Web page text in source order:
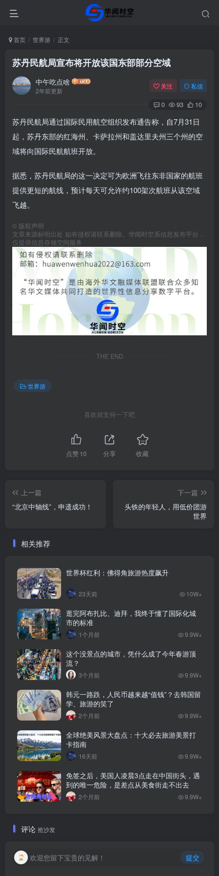
首页 世界游 正文
苏丹民航局宣布将开放该国东部部分空域
中午吃点啥
2年前更新
关注 私信
0 93 10
苏丹民航局通过国际民用航空组织发布通告称，自7月31日
起，苏丹东部的红海州、卡萨拉州和盖达里夫州三个州的空
域将向国际民航航班开放。
据悉，苏丹民航局的这一决定可为欧洲飞往东非国家的航班
提供更短的航线，预计每天可允许约100架次航班从该空域
飞越。
© 版权声明
文章来源标明出处 如有侵权请联系删除。华闻时空系信息发布平台，
仅提供信息存储空间服务
THE END
世界游
喜欢就支持一下吧
点赞10 分享 收藏
上一篇
“北京中轴线”，申遗成功！
下一篇
头铁的年轻人，用低价团游
世界
相关推荐
世界杯红利：佛得角旅游热度飙升
23天前 10W+
逛完阿布扎比、迪拜，我终于懂了国际化城
市的标准
1个月前 9.9W+
这个没景点的城市，凭什么成了今年春游顶
流？
3个月前 9.9W+
韩元一路跌，人民币越来越“值钱”？去韩国留
学、旅游的笑了
2个月前 9.9W+
全球绝美风景大盘点：十大必去旅游美景打
卡指南
16天前 9.9W+
免签之后，美国人凌晨3点走在中国街头，遇
到的唯一危险，是差点从美食街走不出去
2个月前 9.9W+
评论 抢沙发
欢迎您留下宝贵的见解！ 提交